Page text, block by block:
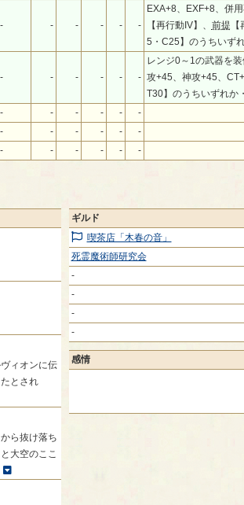
- - - - - -
EXA+8、EXF+8、併
【再行動IV】、 前提
5・C25】のうちいず
- - - - - -
レンジ0～1の武器を
攻+45、神攻+45、
T30】のうちいずれか
- - - - -
-
- - - - -
-
-
- - - -
-
ィオンに伝
とされ
ら抜け落ち
大空のここ
ギルド
喫茶店「木春の音」
死霊魔術師研究会
-
-
-
-
感情